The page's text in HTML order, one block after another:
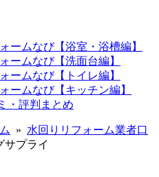
» 水回りリフォーム業者口
サプライ